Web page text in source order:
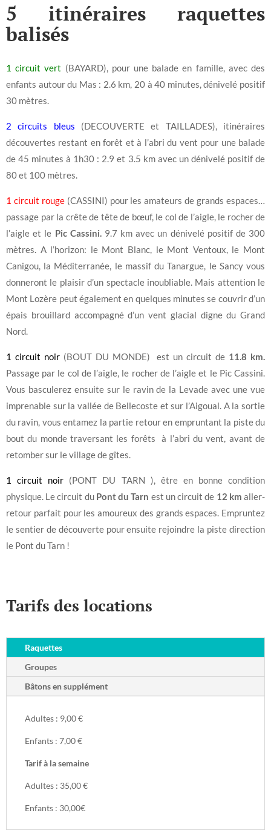
5 itinéraires raquettes
balisés
1 circuit vert (BAYARD), pour une balade en famille, avec des
enfants autour du Mas : 2.6 km, 20 à 40 minutes, dénivelé positif
30 mètres.
2 circuits bleus (DECOUVERTE et TAILLADES), itinéraires
découvertes restant en forêt et à l’abri du vent pour une balade
de 45 minutes à 1h30 : 2.9 et 3.5 km avec un dénivelé positif de
80 et 100 mètres.
1 circuit rouge(CASSINI) pour les amateurs de grands espaces…
passage par la crête de tête de bœuf, le col de l’aigle, le rocher de
l’aigle et le Pic Cassini. 9.7 km avec un dénivelé positif de 300
mètres. A l’horizon: le Mont Blanc, le Mont Ventoux, le Mont
Canigou, la Méditerranée, le massif du Tanargue, le Sancy vous
donneront le plaisir d’un spectacle inoubliable. Mais attention le
Mont Lozère peut également en quelques minutes se couvrir d’un
épais brouillard accompagné d’un vent glacial digne du Grand
Nord.
1 circuit noir(BOUT DU MONDE) est un circuit de 11.8 km.
Passage par le col de l’aigle, le rocher de l’aigle et le Pic Cassini.
Vous basculerez ensuite sur le ravin de la Levade avec une vue
imprenable sur la vallée de Bellecoste et sur l’Aigoual. A la sortie
du ravin, vous entamez la partie retour en empruntant la piste du
bout du monde traversant les forêts à l’abri du vent, avant de
retomber sur le village de gîtes.
1 circuit noir (PONT DU TARN ), être en bonne condition
physique. Le circuit du Pont du Tarn est un circuit de 12 km aller-
retour parfait pour les amoureux des grands espaces. Empruntez
le sentier de découverte pour ensuite rejoindre la piste direction
le Pont du Tarn !
Tarifs des locations
Raquettes
Groupes
Bâtons en supplément
Adultes : 9,00 €
Enfants : 7,00 €
Tarif à la semaine
Adultes : 35,00 €
Enfants : 30,00€